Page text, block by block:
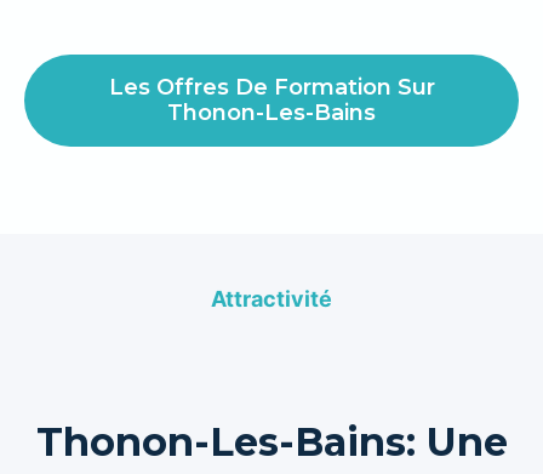
Les Offres De Formation Sur
Thonon-Les-Bains
Attractivité
Thonon-Les-Bains: Une